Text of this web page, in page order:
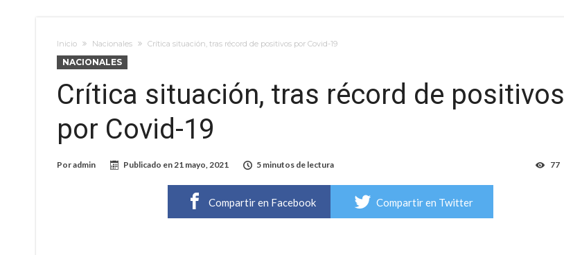
Inicio Nacionales Crítica situación, tras récord de positivos por Covid-19
NACIONALES
Crítica situación, tras récord de positivos
por Covid-19
Poradmin Publicado en21 mayo, 2021 5 minutos de lectura 77
Compartir en Facebook Compartir en Twitter